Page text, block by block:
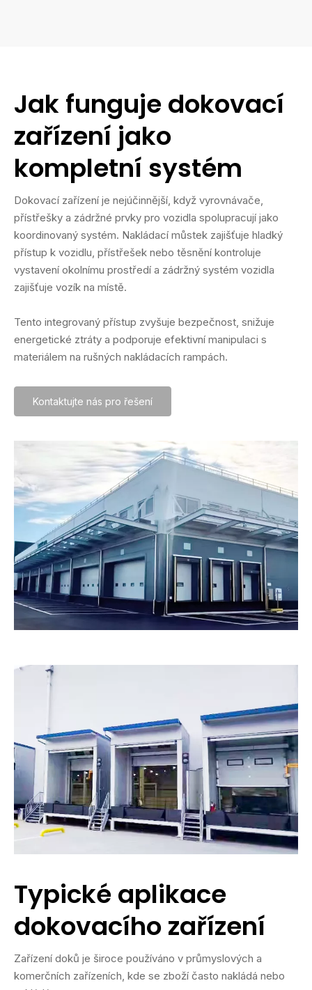
Jak funguje dokovací
zařízení jako
kompletní systém
Dokovací zařízení je nejúčinnější, když vyrovnávače,
přístřešky a zádržné prvky pro vozidla spolupracují jako
koordinovaný systém. Nakládací můstek zajišťuje hladký
přístup k vozidlu, přístřešek nebo těsnění kontroluje
vystavení okolnímu prostředí a zádržný systém vozidla
zajišťuje vozík na místě.
Tento integrovaný přístup zvyšuje bezpečnost, snižuje
energetické ztráty a podporuje efektivní manipulaci s
materiálem na rušných nakládacích rampách.
Kontaktujte nás pro řešení
Typické aplikace
dokovacího zařízení
Zařízení doků je široce používáno v průmyslových a
komerčních zařízeních, kde se zboží často nakládá nebo